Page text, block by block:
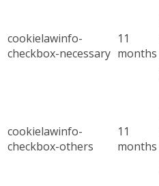
cookielawinfo-
checkbox-necessary
11
months
cookielawinfo-
checkbox-others
11
months